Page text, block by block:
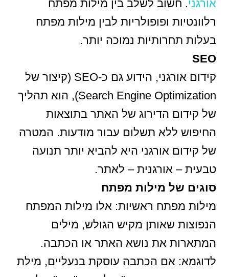
אורגני. חשוב לשלב בין מילות מפתח
רלוונטיות ופופולריות לבין מילות מפתח
בעלות תחרותיות נמוכה יותר.
SEO
קידום אורגני, הידוע גם כ-SEO (קיצור של
Search Engine Optimization), הוא תהליך
של קידום הדירוג של האתר בתוצאות
החיפוש ללא תשלום עבור מודעות. המטרה
של קידום אורגני היא להביא יותר תנועה
טבעית – אורגנית – לאתר.
סוגים של מילות מפתח
מילות מפתח ראשיות: אלו מילות המפתח
הנפוצות שאותן מקיש הגולש, מילים
המתארות את נושא האתר או הכתבה.
לדוגמא: אם הכתבה עוסקת בנעליים, מילת